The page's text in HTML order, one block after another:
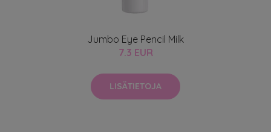
Jumbo Eye Pencil Milk
7.3 EUR
LISÄTIETOJA